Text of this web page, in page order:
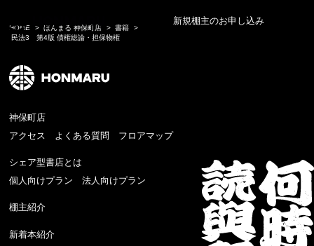
新規棚主のお申し込み
HOME ほんまる 神保町店
書籍
民法3 第4版 債権総論・担保物権
神保町店
アクセス
よくある質問 フロアマップ
シェア型書店とは
個人向けプラン
法人向けプラン
棚主紹介
新着本紹介